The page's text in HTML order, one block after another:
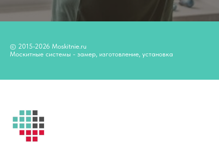
© 2015-2026 Moskitnie.ru
Москитные системы - замер, изготовление, установка